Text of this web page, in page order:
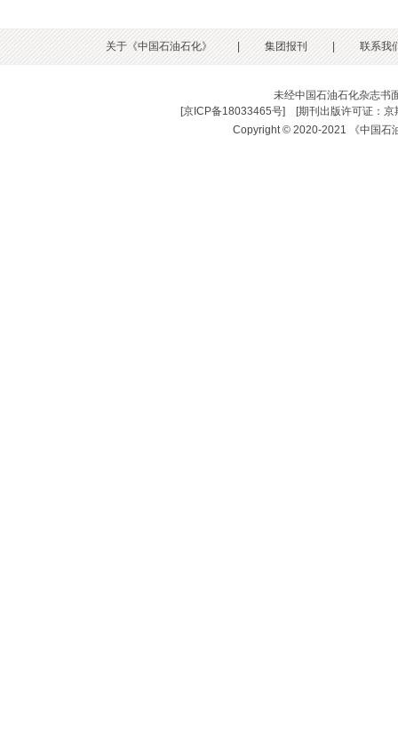
关于《中国石油石化》 | 集团报刊 | 联系我
未经中国石油石化杂志书
[京ICP备18033465号] [期刊出版许可证：
Copyright © 2020-2021 《中国石